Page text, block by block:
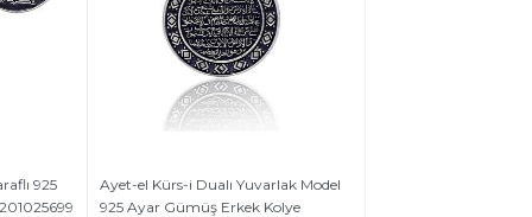
925
Ayet-el Kürs-i Dualı Yuvarlak Model
925 Ayar Gümüş Erkek Kolye